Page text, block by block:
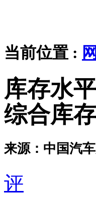
当前位置 :
库存水
综合库
来源：中国汽
评